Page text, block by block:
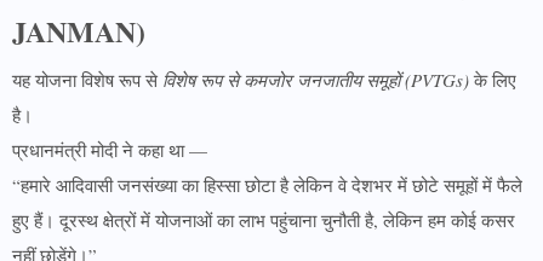
JANMAN)
यह योजना विशेष रूप से विशेष रूप से कमजोर जनजातीय समूहों (PVTGs)के लिए
है।
प्रधानमंत्री मोदी ने कहा था —
“हमारे आदिवासी जनसंख्या का हिस्सा छोटा है लेकिन वे देशभर में छोटे समूहों में फैले
हुए हैं। दूरस्थ क्षेत्रों में योजनाओं का लाभ पहुंचाना चुनौती है, लेकिन हम कोई कसर
नहीं छोड़ेंगे।”